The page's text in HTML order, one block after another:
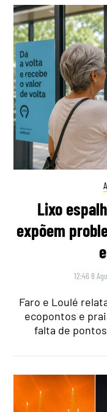
Lixo
expõem
12:46 8
Faro e Loulé
ecopontos e
falta de